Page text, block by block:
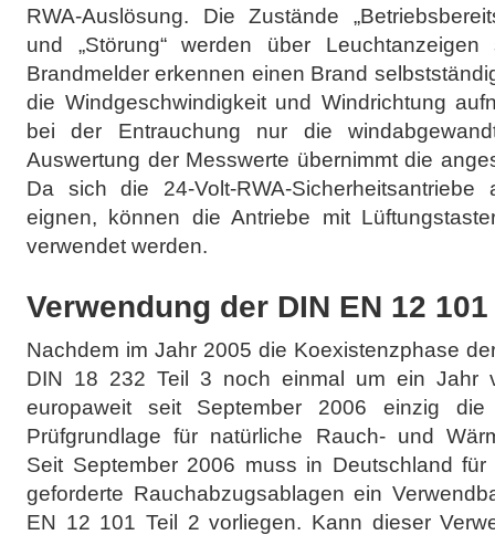
RWA-Auslösung. Die Zustände
und „Störung“ werden über Leuchtanzeigen
Brandmelder erkennen einen Brand
die Windgeschwindigkeit und Windrichtung
bei der Entrauchung nur die
Auswertung der Messwerte übernimmt die
Da sich die 24-Volt-RWA-
eignen, können die Antriebe mit
verwendet werden.
Verwendung der DIN EN 12
Nachdem im Jahr 2005 die Koexistenzphase
DIN 18 232 Teil 3 noch einmal um ein Jahr
europaweit seit September 2006 einzig
Prüfgrundlage für natürliche Rauch- und
Seit September 2006 muss in Deutschland für
geforderte Rauchabzugsablagen ein
EN 12 101 Teil 2 vorliegen. Kann dieser